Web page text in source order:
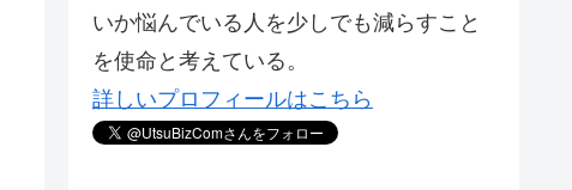
いか悩んでいる人を少しでも減らすこと
を使命と考えている。
詳しいプロフィールはこちら